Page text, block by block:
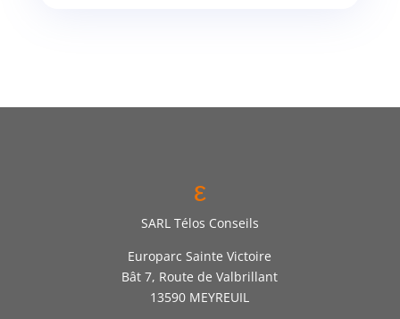
ε
SARL Télos Conseils
Europarc Sainte Victoire
Bât 7, Route de Valbrillant
13590 MEYREUIL